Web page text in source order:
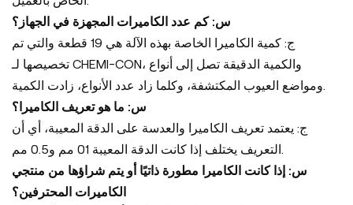
س: كم عدد الكاميرات المجهزة في الجهاز؟
ج: كمية الكاميرا الخاصة بهذه الآلة هي 19 قطعة والتي تم
تخصيصها لـ CHEMI-CON، والكمية الدقيقة تصل إلى أنواع
ومواضع العيوب المكتشفة، وكلما زاد عدد الأنواع، زادت الكمية.
س: ما هو تعريف الكاميرا؟
ج: يعتمد تعريف الكاميرا والعدسة على الدقة المعيبة، أي أن
التعريف يختلف إذا كانت الدقة المعيبة 01 مم و0.5 مم.
س: إذا كانت الكاميرا مطورة ذاتيًا أو يتم شراؤها من منتجي
الكاميرات المحترفين؟